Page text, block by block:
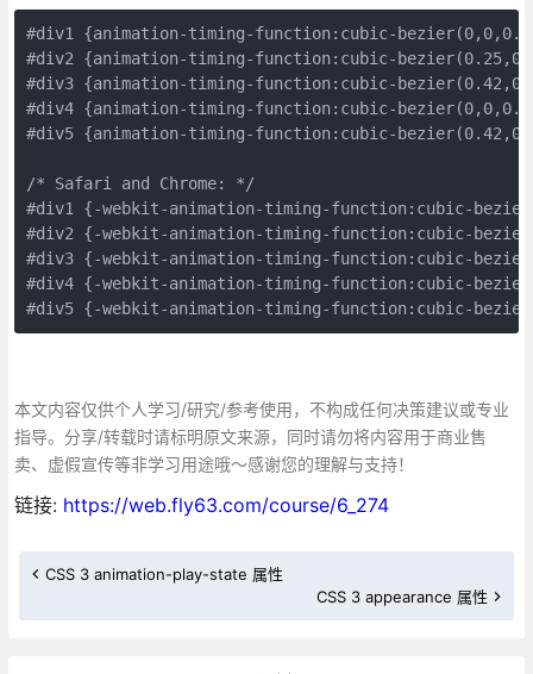
#div1 {animation-timing-function:cubic-
#div2 {animation-timing-function:cubic-
#div3 {animation-timing-function:cubic-
#div4 {animation-timing-function:cubic-
#div5 {animation-timing-function:cubic-
/* Safari and Chrome: */
#div1 {-webkit-animation-timing-function:cubic-
#div2 {-webkit-animation-timing-function:cubic-
#div3 {-webkit-animation-timing-function:cubic-
#div4 {-webkit-animation-timing-function:cubic-
本文内容仅供个人学习/研究/参考使用，不构成任何决策建议或专业
指导。分享/转载时请标明原文来源，同时请勿将内容用于商业售
卖、虚假宣传等非学习用途哦～感谢您的理解与支持！
链接: https://web.fly63.com/course/6_274
CSS 3 animation-play-state 属性
CSS 3 appearance 属性